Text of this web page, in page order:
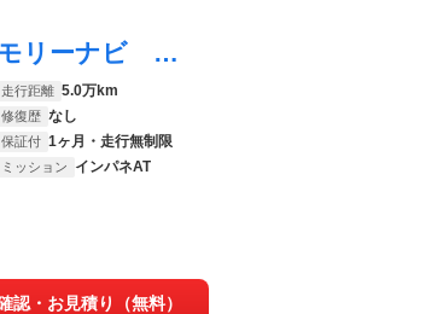
スクラム バスター 衝突軽減ブレーキ 禁煙車 メモリーナビ フルセグ ＢＬＵＥＴＯＯＴＨ対応 バックカメラ ＤＶＤ ＵＳＢ 電度格納ミラー オーバーヘッドコンソールＢＯＸ オートライト ＥＴＣ 社外アルミ レベライザー
走行距離 5.0万km
修復歴 なし
保証付 1ヶ月・走行無制限
ミッション インパネAT
認・お見積り（無料）